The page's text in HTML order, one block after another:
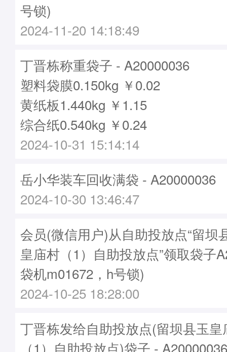
号锁)
2024-11-20 14:18:49
丁晋栋称重袋子 - A20000036
塑料袋膜0.150kg ￥0.02
黄纸板1.440kg ￥1.15
综合纸0.540kg ￥0.24
2024-10-31 15:14:14
岳小华装车回收满袋 - A20000036
2024-10-30 13:46:47
会员(微信用户)从自助投放点“留坝
皇庙村（1）自助投放点”领取袋子
袋机m01672，h号锁)
2024-10-25 18:28:00
丁晋栋发给自助投放点(留坝县玉
（1）自助投放点)袋子 -